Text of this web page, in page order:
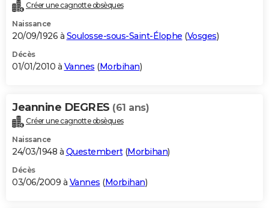
Créer une cagnotte obsèques
Naissance
20/09/1926 à Soulosse-sous-Saint-Élophe (Vosges)
Décès
01/01/2010 à Vannes (Morbihan)
Jeannine DEGRES (61 ans)
Créer une cagnotte obsèques
Naissance
24/03/1948 à Questembert(Morbihan)
Décès
03/06/2009 à Vannes (Morbihan)